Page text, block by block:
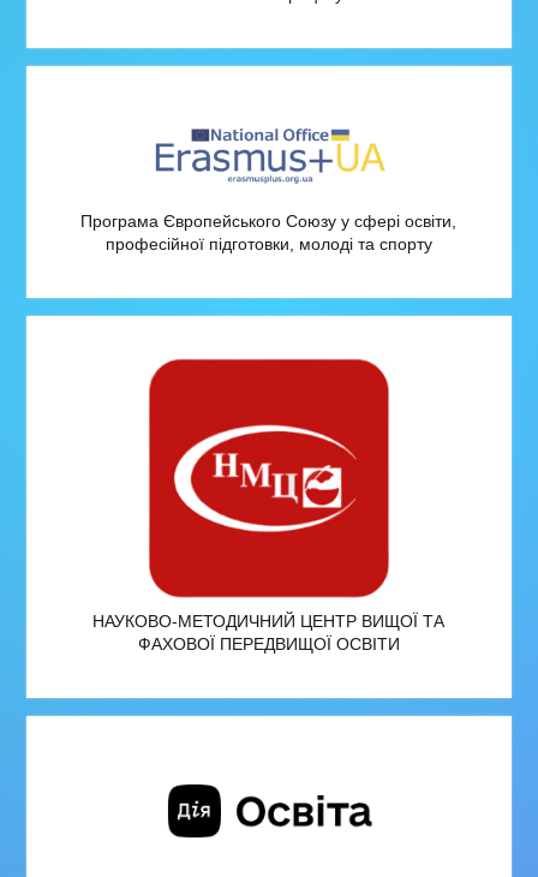
Програма Європейського Союзу у сфері освіти,
професійної підготовки, молоді та спорту
НАУКОВО-МЕТОДИЧНИЙ ЦЕНТР ВИЩОЇ ТА
ФАХОВОЇ ПЕРЕДВИЩОЇ ОСВІТИ